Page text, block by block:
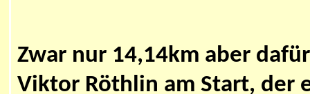
Zwar nur 14,14km aber
Viktor Röthlin am Start, der